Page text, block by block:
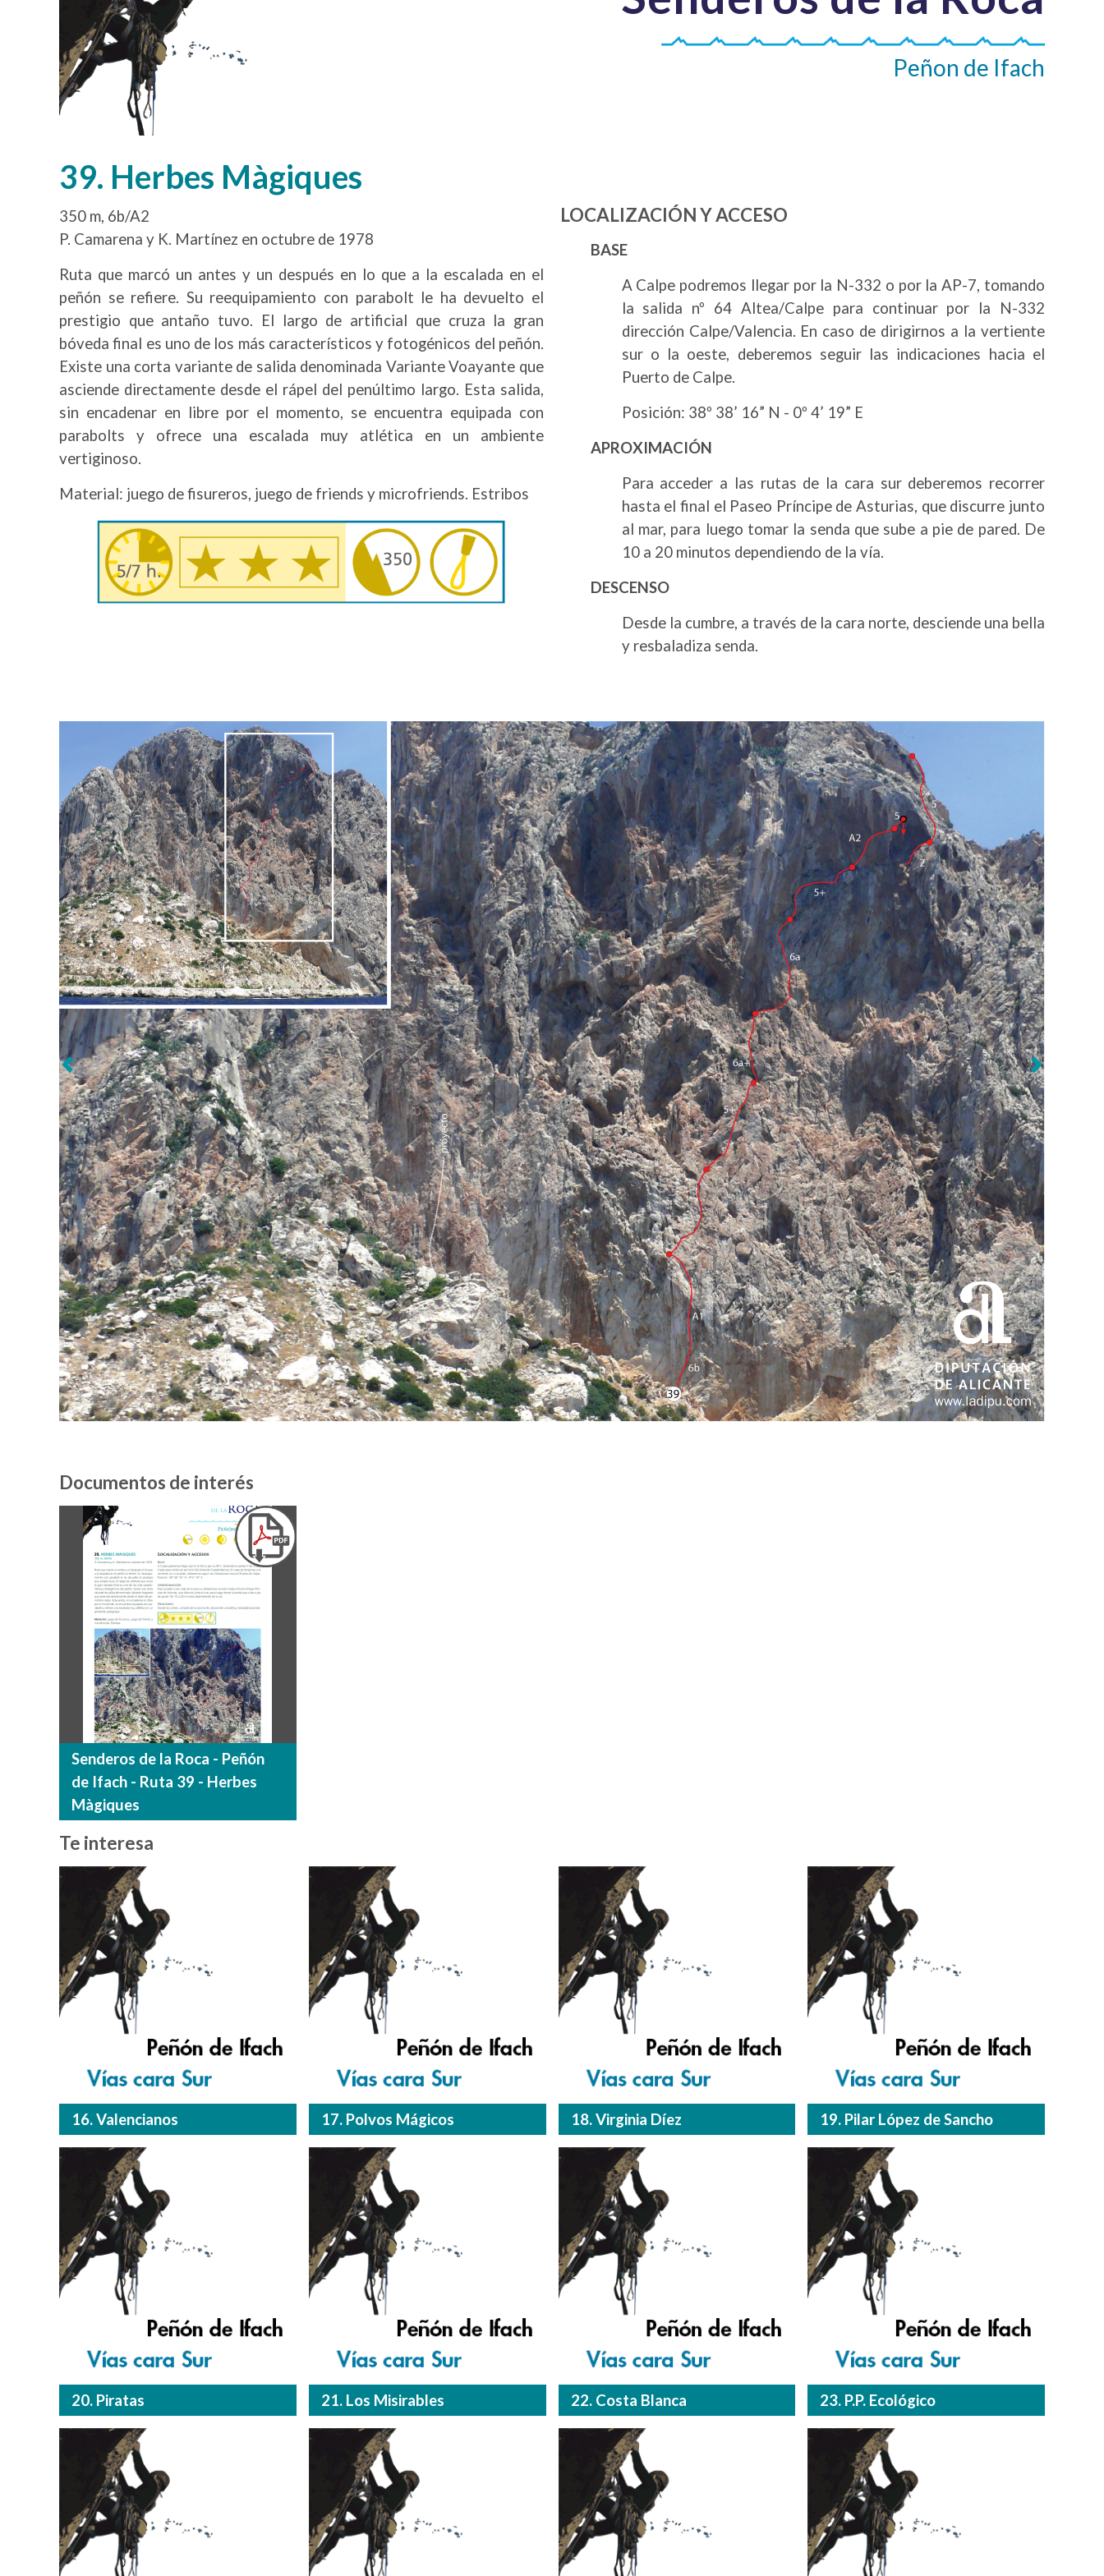
Peñon de Ifach
39. Herbes Màgiques
350 m, 6b/A2
P. Camarena y K. Martínez en octubre de 1978
Ruta que marcó un antes y un después en lo que a la escalada en el
peñón se refiere. Su reequipamiento con parabolt le ha devuelto el
prestigio que antaño tuvo. El largo de artificial que cruza la gran
bóveda final es uno de los más característicos y fotogénicos del peñón.
Existe una corta variante de salida denominada Variante Voayante que
asciende directamente desde el rápel del penúltimo largo. Esta salida,
sin encadenar en libre por el momento, se encuentra equipada con
parabolts y ofrece una escalada muy atlética en un ambiente
vertiginoso.
Material: juego de fisureros, juego de friends y microfriends. Estribos
Image
LOCALIZACIÓN Y ACCESO
BASE
A Calpe podremos llegar por la N-332 o por la AP-7, tomando
la salida nº 64 Altea/Calpe para continuar por la N-332
dirección Calpe/Valencia. En caso de dirigirnos a la vertiente
sur o la oeste, deberemos seguir las indicaciones hacia el
Puerto de Calpe.
Posición: 38º 38’ 16” N - 0º 4’ 19” E
APROXIMACIÓN
Para acceder a las rutas de la cara sur deberemos recorrer
hasta el final el Paseo Príncipe de Asturias, que discurre junto
al mar, para luego tomar la senda que sube a pie de pared. De
10 a 20 minutos dependiendo de la vía.
DESCENSO
Desde la cumbre, a través de la cara norte, desciende una bella
y resbaladiza senda.
Anterior
Siguiente
Documentos de interés
Senderos de la Roca - Peñón
de Ifach - Ruta 39 - Herbes
Màgiques
Te interesa
16. Valencianos 17. Polvos Mágicos 18. Virginia Díez 19. Pilar López de Sancho
20. Piratas 21. Los Misirables 22. Costa Blanca 23. P.P. Ecológico